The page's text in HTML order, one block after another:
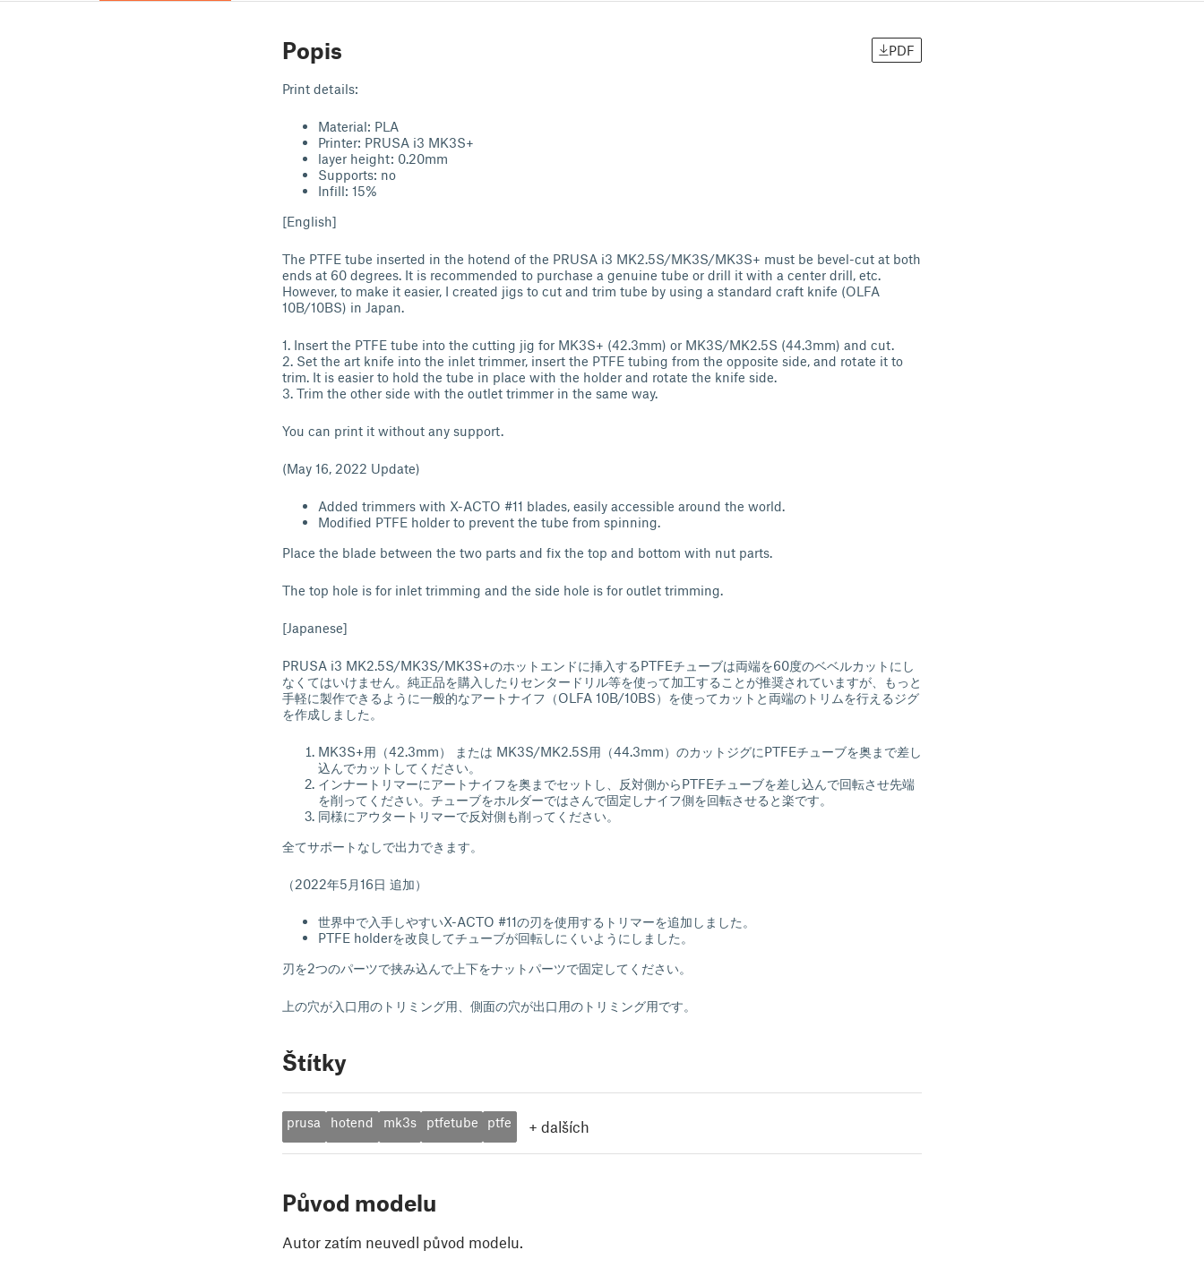
Popis PDF
Print details:
Material: PLA
Printer: PRUSA i3 MK3S+
layer height: 0.20mm
Supports: no
Infill: 15%
[English]
The PTFE tube inserted in the hotend of the PRUSA i3 MK2.5S/MK3S/MK3S+ must be bevel-cut at both
ends at 60 degrees. It is recommended to purchase a genuine tube or drill it with a center drill, etc.
However, to make it easier, I created jigs to cut and trim tube by using a standard craft knife (OLFA
10B/10BS) in Japan.
1. Insert the PTFE tube into the cutting jig for MK3S+ (42.3mm) or MK3S/MK2.5S (44.3mm) and cut.
2. Set the art knife into the inlet trimmer, insert the PTFE tubing from the opposite side, and rotate it to
trim. It is easier to hold the tube in place with the holder and rotate the knife side.
3. Trim the other side with the outlet trimmer in the same way.
You can print it without any support.
(May 16, 2022 Update)
Added trimmers with X-ACTO #11 blades, easily accessible around the world.
Modified PTFE holder to prevent the tube from spinning.
Place the blade between the two parts and fix the top and bottom with nut parts.
The top hole is for inlet trimming and the side hole is for outlet trimming.
[Japanese]
PRUSA i3 MK2.5S/MK3S/MK3S+のホットエンドに挿入するPTFEチューブは両端を60度のベベルカットにし
なくてはいけません。純正品を購入したりセンタードリル等を使って加工することが推奨されていますが、もっと
手軽に製作できるように一般的なアートナイフ（OLFA 10B/10BS）を使ってカットと両端のトリムを行えるジグ
を作成しました。
MK3S+用（42.3mm） または MK3S/MK2.5S用（44.3mm）のカットジグにPTFEチューブを奥まで差し
込んでカットしてください。
インナートリマーにアートナイフを奥までセットし、反対側からPTFEチューブを差し込んで回転させ先端
を削ってください。チューブをホルダーではさんで固定しナイフ側を回転させると楽です。
同様にアウタートリマーで反対側も削ってください。
全てサポートなしで出力できます。
（2022年5月16日 追加）
世界中で入手しやすいX-ACTO #11の刃を使用するトリマーを追加しました。
PTFE holderを改良してチューブが回転しにくいようにしました。
刃を2つのパーツで挟み込んで上下をナットパーツで固定してください。
上の穴が入口用のトリミング用、側面の穴が出口用のトリミング用です。
Štítky
prusa hotend mk3s ptfetube ptfe + dalších
Původ modelu
Autor zatím neuvedl původ modelu.